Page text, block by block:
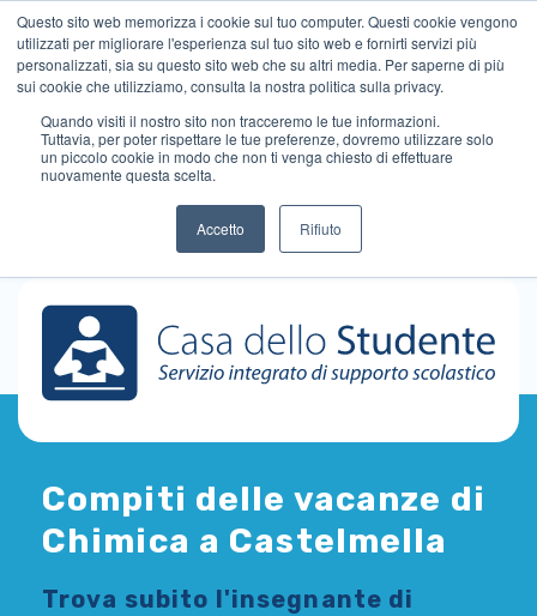
Questo sito web memorizza i cookie sul tuo computer. Questi cookie vengono
utilizzati per migliorare l'esperienza sul tuo sito web e fornirti servizi più
personalizzati, sia su questo sito web che su altri media. Per saperne di più
sui cookie che utilizziamo, consulta la nostra politica sulla privacy.
Quando visiti il ​​nostro sito non tracceremo le tue informazioni.
Tuttavia, per poter rispettare le tue preferenze, dovremo utilizzare solo
un piccolo cookie in modo che non ti venga chiesto di effettuare
nuovamente questa scelta.
Accetto Rifiuto
Compiti delle vacanze di
Chimica a Castelmella
Trova subito l'insegnante di